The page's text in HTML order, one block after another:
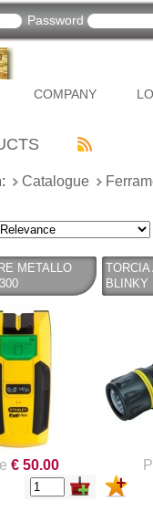
Password
COMPANY
Catalogue
METALLO
€ 50.00
TORCIA
BLINKY